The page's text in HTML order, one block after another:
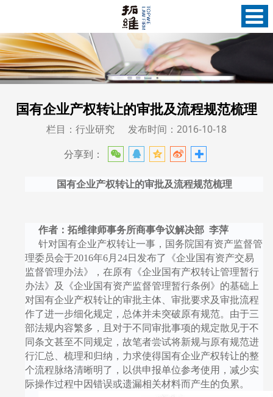
国有企业产权转让的审批及流程规范梳理
栏目：行业研究
发布时间：2016-10-18
分享到：
国有企业产权转让的审批及流程规范梳理
作者：拓维律师事务所商事争议解决部 李萍
针对国有企业产权转让一事，国务院国有资产监督管
理委员会于2016年6月 24日发布了《企业国有资产交易
监督管理办法》，在原有《企业国有产权转让管理暂行
办法》及《企业国有资产监督管理暂行条例》的基础上
对国有企业产权转让的审批主体、审批要求及审批流程
作了进一步细化规定，总体并未突破原有规范。由于三
部法规内容繁多，且对于不同审批事项的规定散见于不
同条文甚至不同规定，故笔者尝试将新规与原有规范进
行汇总、梳理和归纳，力求使得国有企业产权转让的整
个流程脉络清晰明了，以供申报单位参考使用，减少实
际操作过程中因错误或遗漏相关材料而产生的负累。